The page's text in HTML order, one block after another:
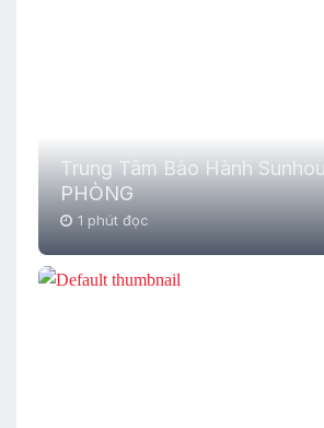
Trung Tâm Bảo Hành
PHÒNG
1 phút đọc